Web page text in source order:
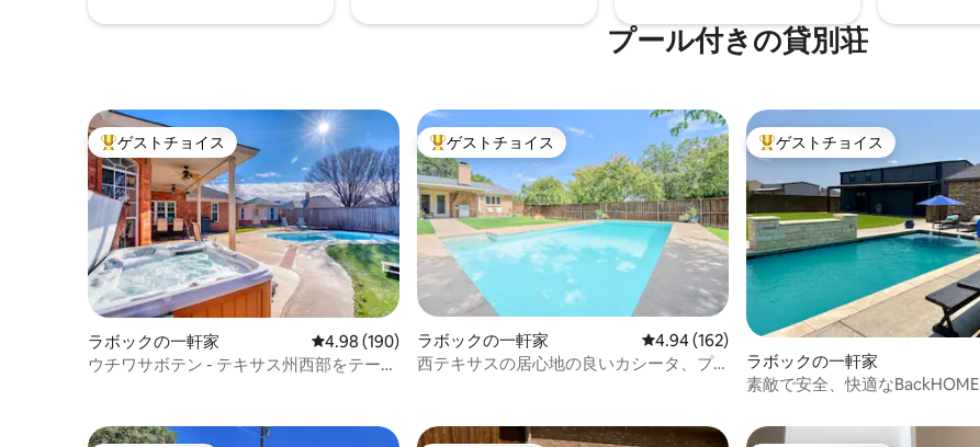
プール付きの貸別荘
大好評のゲストチョイスです。
ゲストチョイス
ラボックの一軒家 レビュー190件、5つ星中4.98つ星の平均評価
4.98 (190)
ウチワサボテン - テキサス州西部をテーマ
大好評のゲストチョイスです。
ゲストチョイス
ラボックの一軒家 レビュー162件、5つ星中4.94つ星の平均評価
4.94 (162)
西テキサスの居心地の良いカシータ、プ
大好評のゲストチョイスです。
ゲストチョイス
ラボックの一軒家
素敵で安全、快適なBackHOME